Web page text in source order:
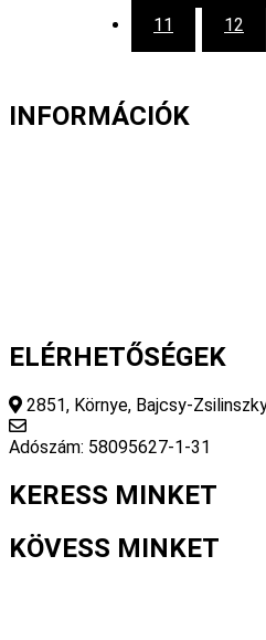
11 12
INFORMÁCIÓK
ELÉRHETŐSÉGEK
2851, Környe, Bajcsy-
Adószám: 58095627-1-31
KERESS MINKET
KÖVESS MINKET